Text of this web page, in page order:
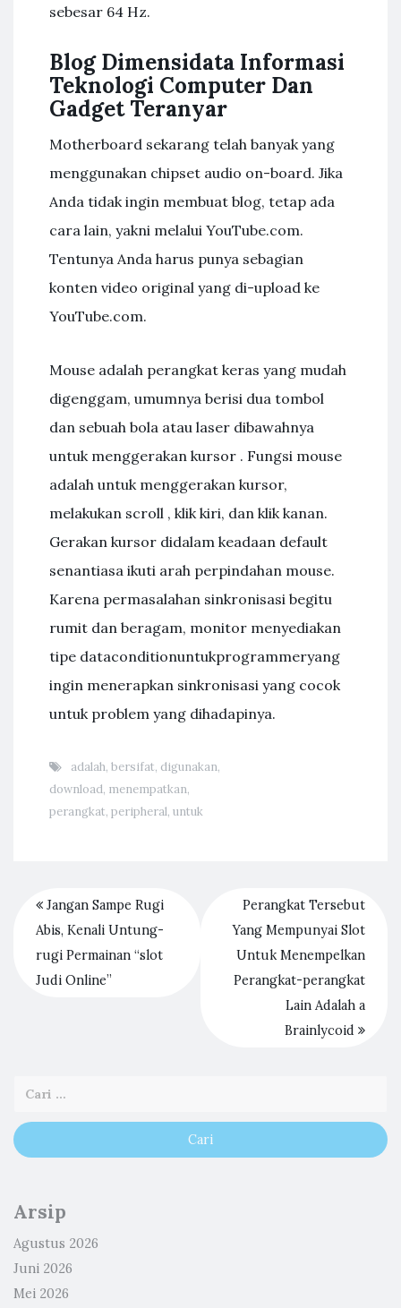
sebesar 64 Hz.
Blog Dimensidata Informasi
Teknologi Computer Dan
Gadget Teranyar
Motherboard sekarang telah banyak yang
menggunakan chipset audio on-board. Jika
Anda tidak ingin membuat blog, tetap ada
cara lain, yakni melalui YouTube.com.
Tentunya Anda harus punya sebagian
konten video original yang di-upload ke
YouTube.com.
Mouse adalah perangkat keras yang mudah
digenggam, umumnya berisi dua tombol
dan sebuah bola atau laser dibawahnya
untuk menggerakan kursor . Fungsi mouse
adalah untuk menggerakan kursor,
melakukan scroll , klik kiri, dan klik kanan.
Gerakan kursor didalam keadaan default
senantiasa ikuti arah perpindahan mouse.
Karena permasalahan sinkronisasi begitu
rumit dan beragam, monitor menyediakan
tipe dataconditionuntukprogrammeryang
ingin menerapkan sinkronisasi yang cocok
untuk problem yang dihadapinya.
adalah, bersifat, digunakan,
download, menempatkan,
perangkat, peripheral, untuk
Jangan Sampe Rugi
Abis, Kenali Untung-
rugi Permainan “slot
Judi Online”
Perangkat Tersebut
Yang Mempunyai Slot
Untuk Menempelkan
Perangkat-perangkat
Lain Adalah a
Brainlycoid
Arsip
Agustus 2026
Juni 2026
Mei 2026